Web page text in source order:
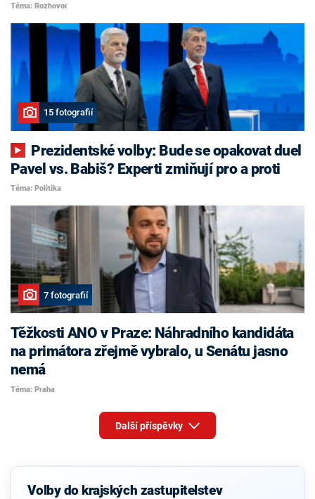
Téma: Rozhovor
15 fotografií
Pavel vs. Babiš? Experti zmiňují pro a proti
Téma: Politika
7 fotografií
Těžkosti ANO v Praze: Náhradního kandidáta
na primátora zřejmě vybralo, u Senátu jasno
nemá
Téma: Praha
Další příspěvky
Volby do krajských zastupitelstev